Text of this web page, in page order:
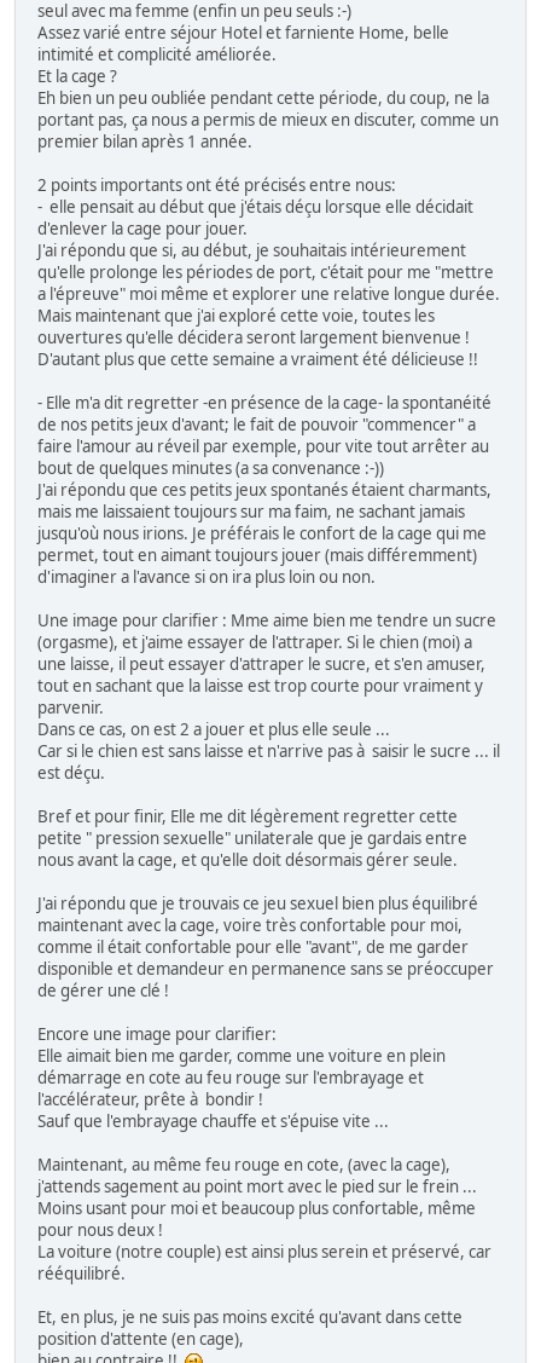
seul avec ma femme (enfin un peu seuls :-)
Assez varié entre séjour Hotel et farniente Home, belle
intimité et complicité améliorée.
Et la cage ?
Eh bien un peu oubliée pendant cette période, du coup, ne la
portant pas, ça nous a permis de mieux en discuter, comme un
premier bilan après 1 année.
2 points importants ont été précisés entre nous:
- elle pensait au début que j'étais déçu lorsque elle décidait
d'enlever la cage pour jouer.
J'ai répondu que si, au début, je souhaitais intérieurement
qu'elle prolonge les périodes de port, c'était pour me "mettre
a l'épreuve" moi même et explorer une relative longue durée.
Mais maintenant que j'ai exploré cette voie, toutes les
ouvertures qu'elle décidera seront largement bienvenue !
D'autant plus que cette semaine a vraiment été délicieuse !!
- Elle m'a dit regretter -en présence de la cage- la spontanéité
de nos petits jeux d'avant; le fait de pouvoir "commencer" a
faire l'amour au réveil par exemple, pour vite tout arrêter au
bout de quelques minutes (a sa convenance :-))
J'ai répondu que ces petits jeux spontanés étaient charmants,
mais me laissaient toujours sur ma faim, ne sachant jamais
jusqu'où nous irions. Je préférais le confort de la cage qui me
permet, tout en aimant toujours jouer (mais différemment)
d'imaginer a l'avance si on ira plus loin ou non.
Une image pour clarifier : Mme aime bien me tendre un sucre
(orgasme), et j'aime essayer de l'attraper. Si le chien (moi) a
une laisse, il peut essayer d'attraper le sucre, et s'en amuser,
tout en sachant que la laisse est trop courte pour vraiment y
parvenir.
Dans ce cas, on est 2 a jouer et plus elle seule ...
Car si le chien est sans laisse et n'arrive pas à saisir le sucre ... il
est déçu.
Bref et pour finir, Elle me dit légèrement regretter cette
petite " pression sexuelle" unilaterale que je gardais entre
nous avant la cage, et qu'elle doit désormais gérer seule.
J'ai répondu que je trouvais ce jeu sexuel bien plus équilibré
maintenant avec la cage, voire très confortable pour moi,
comme il était confortable pour elle "avant", de me garder
disponible et demandeur en permanence sans se préoccuper
de gérer une clé !
Encore une image pour clarifier:
Elle aimait bien me garder, comme une voiture en plein
démarrage en cote au feu rouge sur l'embrayage et
l'accélérateur, prête à bondir !
Sauf que l'embrayage chauffe et s'épuise vite ...
Maintenant, au même feu rouge en cote, (avec la cage),
j'attends sagement au point mort avec le pied sur le frein ...
Moins usant pour moi et beaucoup plus confortable, même
pour nous deux !
La voiture (notre couple) est ainsi plus serein et préservé, car
rééquilibré.
Et, en plus, je ne suis pas moins excité qu'avant dans cette
position d'attente (en cage),